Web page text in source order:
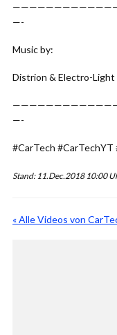
—-
Music by:
Distrion & Electro-Light
—-
#CarTech
Stand: 11.Dec.2018 10:00
« Alle Videos von